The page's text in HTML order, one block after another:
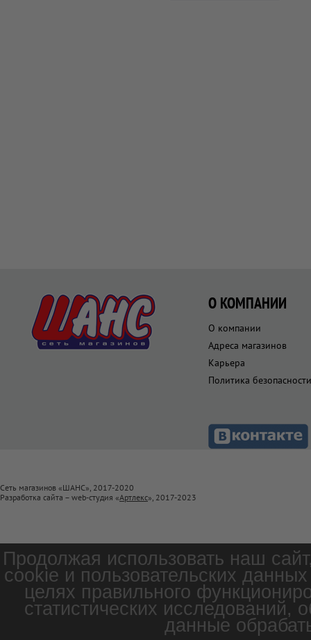
О КОМПАНИИ
О компании
Адреса магазинов
Карьера
Политика безопасности
Сеть магазинов «ШАНС», 2017-2020
Разработка сайта – web-студия «Артлекс», 2017-2023
Продолжая использовать наш
cookie и пользовательских
целях правильного
статистических
данные